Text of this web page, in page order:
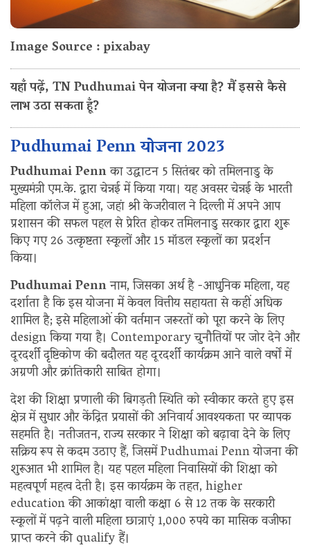
Image Source : pixabay
यहाँ पढ़ें, TN Pudhumai पेन योजना क्या है? मैं इससे कैसे
लाभ उठा सकता हूँ?
Pudhumai Penn योजना 2023
Pudhumai Pennका उद्घाटन 5 सितंबर को तमिलनाडु के
मुख्यमंत्री एम.के. द्वारा चेन्नई में किया गया। यह अवसर चेन्नई के भारती
महिला कॉलेज में हुआ, जहां श्री केजरीवाल ने दिल्ली में अपने आप
प्रशासन की सफल पहल से प्रेरित होकर तमिलनाडु सरकार द्वारा शुरू
किए गए 26 उत्कृष्टता स्कूलों और 15 मॉडल स्कूलों का प्रदर्शन
किया।
Pudhumai Pennनाम, जिसका अर्थ है -आधुनिक महिला, यह
दर्शाता है कि इस योजना में केवल वित्तीय सहायता से कहीं अधिक
शामिल है; इसे महिलाओं की वर्तमान जरूरतों को पूरा करने के लिए
design किया गया है। Contemporary चुनौतियों पर जोर देने और
दूरदर्शी दृष्टिकोण की बदौलत यह दूरदर्शी कार्यक्रम आने वाले वर्षों में
अग्रणी और क्रांतिकारी साबित होगा।
देश की शिक्षा प्रणाली की बिगड़ती स्थिति को स्वीकार करते हुए इस
क्षेत्र में सुधार और केंद्रित प्रयासों की अनिवार्य आवश्यकता पर व्यापक
सहमति है। नतीजतन, राज्य सरकार ने शिक्षा को बढ़ावा देने के लिए
सक्रिय रूप से कदम उठाए हैं, जिसमें Pudhumai Penn योजना की
शुरूआत भी शामिल है। यह पहल महिला निवासियों की शिक्षा को
महत्वपूर्ण महत्व देती है। इस कार्यक्रम के तहत, higher
education की आकांक्षा वाली कक्षा 6 से 12 तक के सरकारी
स्कूलों में पढ़ने वाली महिला छात्राएं 1,000 रुपये का मासिक वजीफा
प्राप्त करने की qualify हैं।